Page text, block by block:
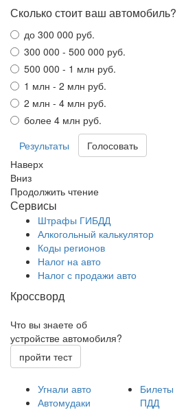
Сколько стоит ваш автомобиль?
до 300 000 руб.
300 000 - 500 000 руб.
500 000 - 1 млн руб.
1 млн - 2 млн руб.
2 млн - 4 млн руб.
более 4 млн руб.
Результаты
Наверх
Вниз
Продолжить чтение
Сервисы
Штрафы ГИБДД
Алкогольный калькулятор
Коды регионов
Налог на авто
Налог с продажи авто
Кроссворд
Что вы знаете об
устройстве автомобиля?
пройти тест
Угнали авто
Автомудаки
Билеты
ПДД